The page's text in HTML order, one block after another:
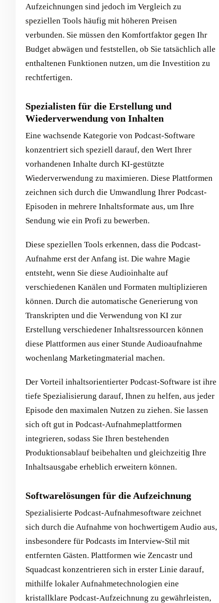
Aufzeichnungen sind jedoch im Vergleich zu
speziellen Tools häufig mit höheren Preisen
verbunden. Sie müssen den Komfortfaktor gegen Ihr
Budget abwägen und feststellen, ob Sie tatsächlich alle
enthaltenen Funktionen nutzen, um die Investition zu
rechtfertigen.
Spezialisten für die Erstellung und
Wiederverwendung von Inhalten
Eine wachsende Kategorie von Podcast-Software
konzentriert sich speziell darauf, den Wert Ihrer
vorhandenen Inhalte durch KI-gestützte
Wiederverwendung zu maximieren. Diese Plattformen
zeichnen sich durch die Umwandlung Ihrer Podcast-
Episoden in mehrere Inhaltsformate aus, um Ihre
Sendung wie ein Profi zu bewerben.
Diese speziellen Tools erkennen, dass die Podcast-
Aufnahme erst der Anfang ist. Die wahre Magie
entsteht, wenn Sie diese Audioinhalte auf
verschiedenen Kanälen und Formaten multiplizieren
können. Durch die automatische Generierung von
Transkripten und die Verwendung von KI zur
Erstellung verschiedener Inhaltsressourcen können
diese Plattformen aus einer Stunde Audioaufnahme
wochenlang Marketingmaterial machen.
Der Vorteil inhaltsorientierter Podcast-Software ist ihre
tiefe Spezialisierung darauf, Ihnen zu helfen, aus jeder
Episode den maximalen Nutzen zu ziehen. Sie lassen
sich oft gut in Podcast-Aufnahmeplattformen
integrieren, sodass Sie Ihren bestehenden
Produktionsablauf beibehalten und gleichzeitig Ihre
Inhaltsausgabe erheblich erweitern können.
Softwarelösungen für die Aufzeichnung
Spezialisierte Podcast-Aufnahmesoftware zeichnet
sich durch die Aufnahme von hochwertigem Audio aus,
insbesondere für Podcasts im Interview-Stil mit
entfernten Gästen. Plattformen wie Zencastr und
Squadcast konzentrieren sich in erster Linie darauf,
mithilfe lokaler Aufnahmetechnologien eine
kristallklare Podcast-Aufzeichnung zu gewährleisten,